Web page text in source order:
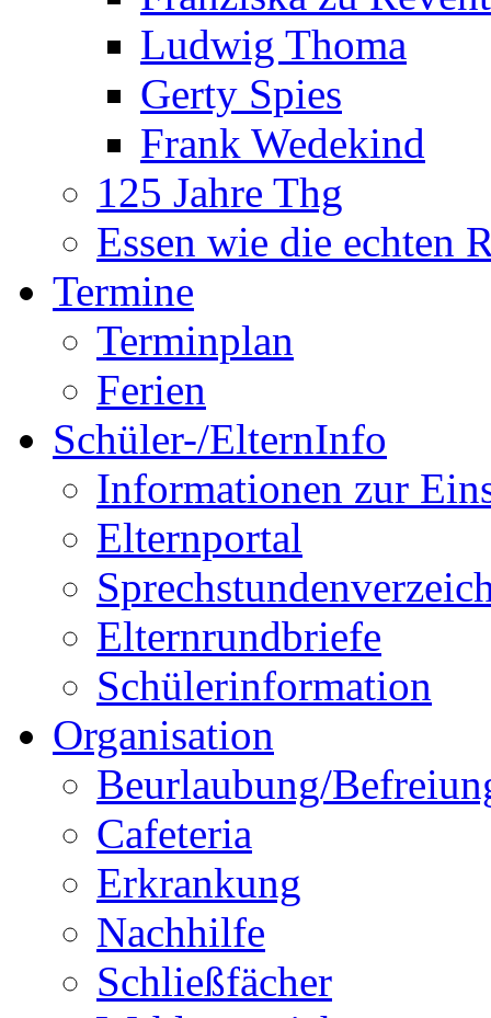
Ludwig Thoma
Gerty Spies
Frank Wedekind
125 Jahre Thg
Essen wie die echten
Termine
Terminplan
Ferien
Schüler-/ElternInfo
Informationen zur
Elternportal
Elternrundbriefe
Schülerinformation
Organisation
Beurlaubung/
Cafeteria
Erkrankung
Nachhilfe
Schließfächer